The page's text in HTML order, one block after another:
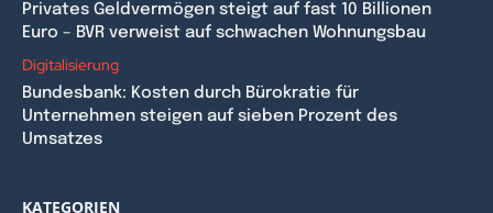
Privates Geldvermögen steigt auf fast 10 Billionen
Euro – BVR verweist auf schwachen Wohnungsbau
Digitalisierung
Bundesbank: Kosten durch Bürokratie für
Unternehmen steigen auf sieben Prozent des
Umsatzes
KATEGORIEN